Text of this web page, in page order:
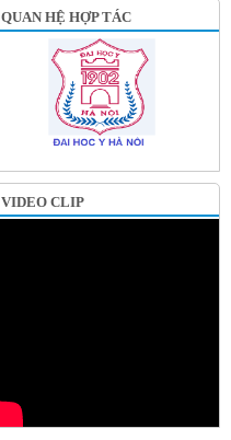
QUAN HỆ HỢP TÁC
VIDEO CLIP